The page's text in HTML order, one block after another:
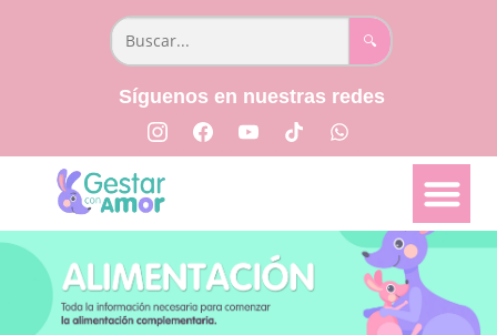
🔍
Síguenos en nuestras redes